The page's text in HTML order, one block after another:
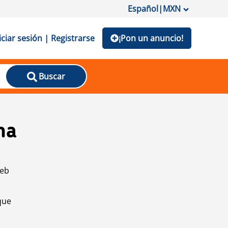
Español|MXN
sesión | Registrarse ¡Pon un anuncio!
Buscar